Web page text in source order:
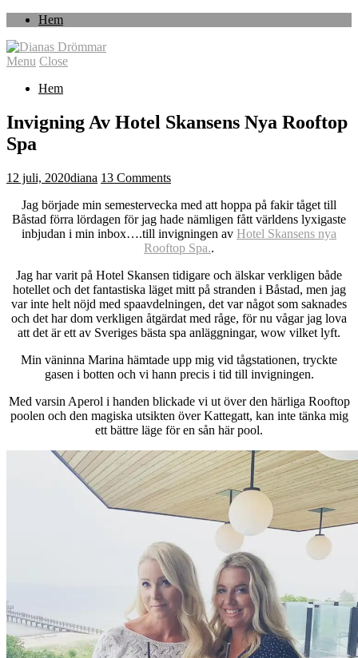
Hem
Menu Close
Hem
Invigning Av Hotel Skansens Nya Rooftop
Spa
12 juli, 2020diana 13 Comments
Jag började min semestervecka med att hoppa på fakir tåget till
Båstad förra lördagen för jag hade nämligen fått världens lyxigaste
inbjudan i min inbox….till invigningen av Hotel Skansens nya
Rooftop Spa..
Jag har varit på Hotel Skansen tidigare och älskar verkligen både
hotellet och det fantastiska läget mitt på stranden i Båstad, men jag
var inte helt nöjd med spaavdelningen, det var något som saknades
och det har dom verkligen åtgärdat med råge, för nu vågar jag lova
att det är ett av Sveriges bästa spa anläggningar, wow vilket lyft.
Min väninna Marina hämtade upp mig vid tågstationen, tryckte
gasen i botten och vi hann precis i tid till invigningen.
Med varsin Aperol i handen blickade vi ut över den härliga Rooftop
poolen och den magiska utsikten över Kattegatt, kan inte tänka mig
ett bättre läge för en sån här pool.